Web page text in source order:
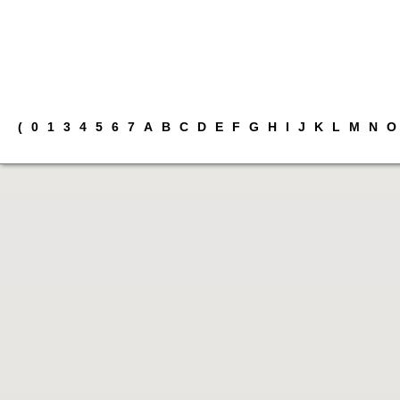
( 0 1 3 4 5 6 7 A B C D E F G H I J K L M N O